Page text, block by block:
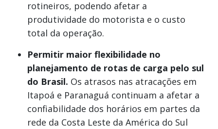
rotineiros, podendo afetar a
produtividade do motorista e o custo
total da operação.
Permitir maior flexibilidade no
planejamento de rotas de carga pelo sul
do Brasil. Os atrasos nas atracações em
Itapoá e Paranaguá continuam a afetar a
confiabilidade dos horários em partes da
rede da Costa Leste da América do Sul